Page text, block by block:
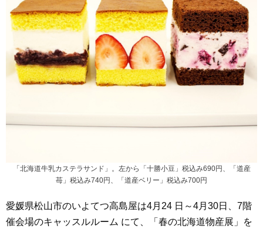
「北海道牛乳カステラサンド」。左から「十勝小豆」税込み690円、「道産
苺」税込み740円、「道産ベリー」税込み700円
愛媛県松山市のいよてつ高島屋は4月24 日～4月30日、7階
催会場のキャッスルルーム にて、「春の北海道物産展」を